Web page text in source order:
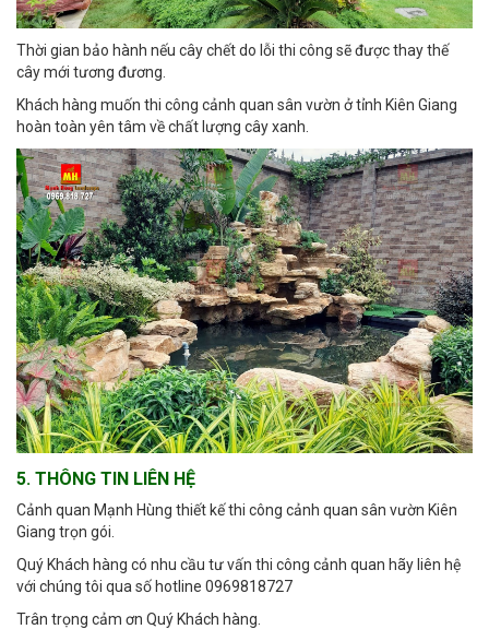
Thời gian bảo hành nếu cây chết do lỗi thi công sẽ được thay thế
cây mới tương đương.
Khách hàng muốn thi công cảnh quan sân vườn ở tỉnh Kiên Giang
hoàn toàn yên tâm về chất lượng cây xanh.
5. THÔNG TIN LIÊN HỆ
Cảnh quan Mạnh Hùng thiết kế thi công cảnh quan sân vườn Kiên
Giang trọn gói.
Quý Khách hàng có nhu cầu tư vấn thi công cảnh quan hãy liên hệ
với chúng tôi qua số hotline 0969818727
Trân trọng cảm ơn Quý Khách hàng.